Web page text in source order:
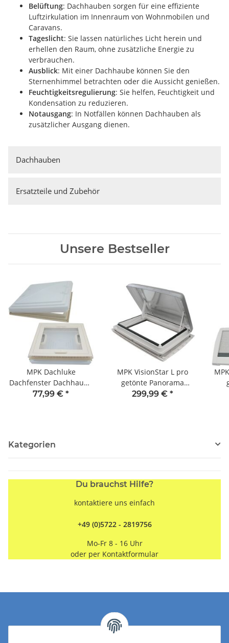
Belüftung: Dachhauben sorgen für eine effiziente
Luftzirkulation im Innenraum von Wohnmobilen und
Caravans.
Tageslicht: Sie lassen natürliches Licht herein und
erhellen den Raum, ohne zusätzliche Energie zu
verbrauchen.
Ausblick: Mit einer Dachhaube können Sie den
Sternenhimmel betrachten oder die Aussicht genießen.
Feuchtigkeitsregulierung: Sie helfen, Feuchtigkeit und
Kondensation zu reduzieren.
Notausgang: In Notfällen können Dachhauben als
zusätzlicher Ausgang dienen.
Dachhauben
Ersatzteile und Zubehör
Unsere Bestseller
MPK Dachluke
Dachfenster Dachhaube
40 x 40 cm + Rollo
77,99 € *
MPK VisionStar L pro
getönte Panorama
Klarglas Dachluke
299,99 € *
Kategorien
Du brauchst Hilfe?
kontaktiere uns einfach
+49 (0)5722 - 2819756
Mo-Fr 8 - 16 Uhr
oder per Kontaktformular